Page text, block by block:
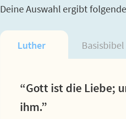
Deine Auswahl ergibt
Luther Basisbibel
“Gott ist die Liebe;
ihm.”